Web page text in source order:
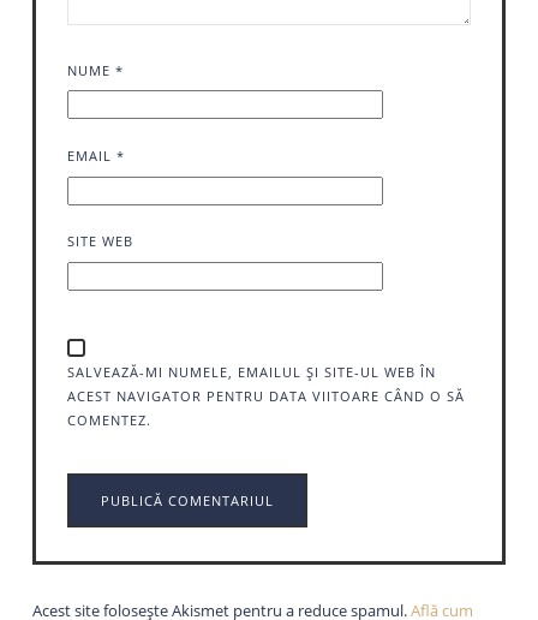
NUME *
EMAIL *
SITE WEB
SALVEAZĂ-MI NUMELE, EMAILUL ȘI SITE-UL WEB ÎN
ACEST NAVIGATOR PENTRU DATA VIITOARE CÂND O SĂ
COMENTEZ.
Acest site folosește Akismet pentru a reduce spamul.Află cum